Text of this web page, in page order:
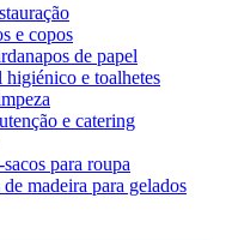
e copos
de papel
higiénico e toalhetes
e catering
para roupa
madeira para gelados